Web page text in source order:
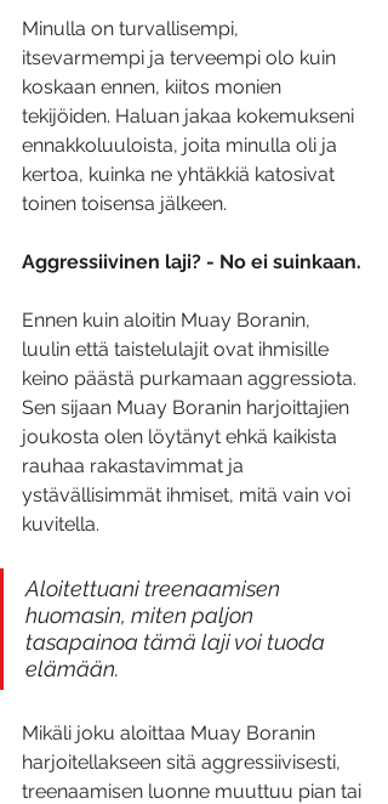
Minulla on turvallisempi,
itsevarmempi ja terveempi olo kuin
koskaan ennen, kiitos monien
tekijöiden. Haluan jakaa kokemukseni
ennakkoluuloista, joita minulla oli ja
kertoa, kuinka ne yhtäkkiä katosivat
toinen toisensa jälkeen.
Aggressiivinen laji? - No ei suinkaan.
Ennen kuin aloitin Muay Boranin,
luulin että taistelulajit ovat ihmisille
keino päästä purkamaan aggressiota.
Sen sijaan Muay Boranin harjoittajien
joukosta olen löytänyt ehkä kaikista
rauhaa rakastavimmat ja
ystävällisimmät ihmiset, mitä vain voi
kuvitella.
Aloitettuani treenaamisen
huomasin, miten paljon
tasapainoa tämä laji voi tuoda
elämään.
Mikäli joku aloittaa Muay Boranin
harjoitellakseen sitä aggressiivisesti,
treenaamisen luonne muuttuu pian tai